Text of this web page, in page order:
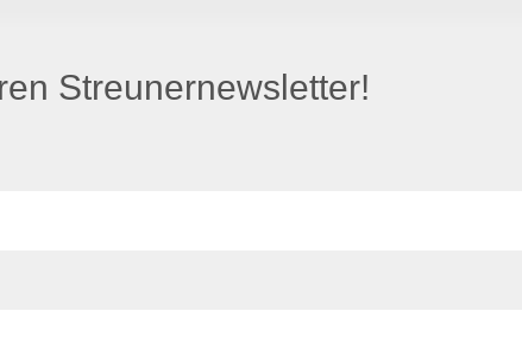
Streunernewsletter!